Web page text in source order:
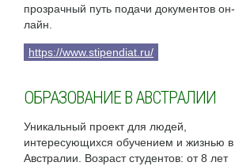
прозрачный путь подачи документов он-
лайн.
https://www.stipendiat.ru/
ОБРАЗОВАНИЕ В АВСТРАЛИИ
Уникальный проект для людей,
интересующихся обучением и жизнью в
Австралии. Возраст студентов: от 8 лет